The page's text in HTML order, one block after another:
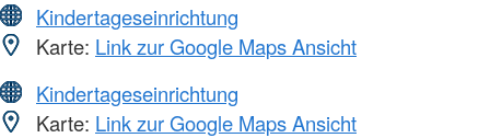
Kindertageseinrichtung
Karte: Link zur Google Maps Ansicht
Kindertageseinrichtung
Karte: Link zur Google Maps Ansicht